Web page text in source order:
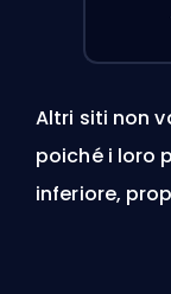
Altri siti non
poiché i loro
inferiore,